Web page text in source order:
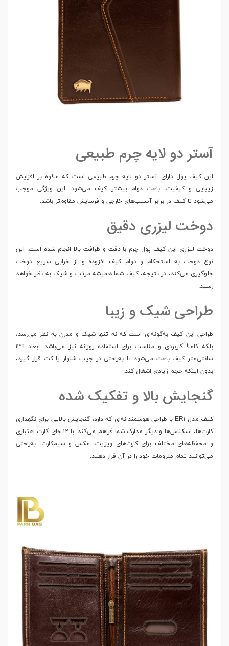
آستر دو لایه چرم طبیعی
این کیف پول دارای آستر دو لایه چرم طبیعی است که علاوه بر افزایش
زیبایی و کیفیت، باعث دوام بیشتر کیف می‌شود. این ویژگی موجب
می‌شود تا کیف در برابر آسیب‌های خارجی و فرسایش مقاوم‌تر باشد.
دوخت لیزری دقیق
دوخت لیزری این کیف پول چرم با دقت و ظرافت بالا انجام شده است. این
نوع دوخت به استحکام و دوام کیف افزوده و از خرابی سریع دوخت
جلوگیری می‌کند، در نتیجه، کیف شما همیشه مرتب و شیک به نظر خواهد
رسید.
طراحی شیک و زیبا
طراحی این کیف به‌گونه‌ای است که نه تنها شیک و مدرن به نظر می‌رسد،
بلکه کاملاً کاربردی و مناسب برای استفاده روزانه نیز می‌باشد. ابعاد ۹*۱۱
سانتی‌متر کیف باعث می‌شود تا به‌راحتی در جیب شلوار یا کت قرار گیرد،
بدون اینکه حجم زیادی اشغال کند.
گنجایش بالا و تفکیک شده
کیف مدل ER۱ با طراحی هوشمندانه‌ای که دارد، گنجایش بالایی برای نگهداری
کارت‌ها، اسکناس‌ها و دیگر مدارک شما فراهم می‌کند. با ۱۲ جای کارت اعتباری
و محفظه‌های مختلف برای کارت‌های ویزیت، عکس و سیم‌کارت، به‌راحتی
می‌توانید تمام ملزومات خود را در آن قرار دهید.